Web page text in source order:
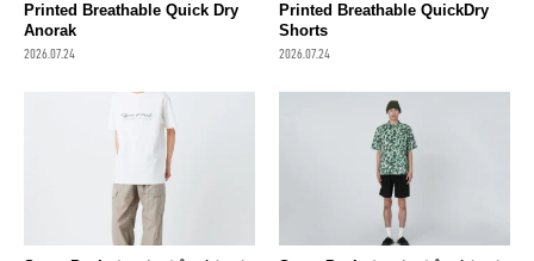
Printed Breathable Quick Dry
Anorak
2026.07.24
Printed Breathable QuickDry
Shorts
2026.07.24